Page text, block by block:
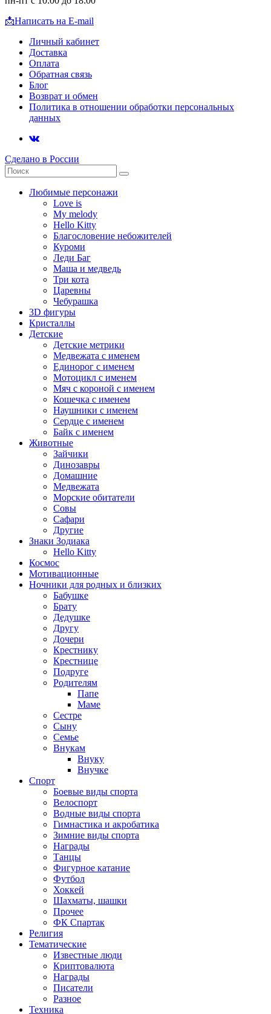
📩Написать на E-mail
Личный кабинет
Доставка
Оплата
Обратная связь
Блог
Возврат и обмен
Политика в отношении обработки персональных
данных
Сделано в России
Любимые персонажи
Love is
My melody
Hello Kitty
Благословение небожителей
Куроми
Леди Баг
Маша и медведь
Три кота
Царевны
Чебурашка
3D фигуры
Кристаллы
Детские
Детские метрики
Медвежата с именем
Единорог с именем
Мотоцикл с именем
Мяч с короной с именем
Кошечка с именем
Наушники с именем
Сердце с именем
Байк с именем
Животные
Зайчики
Динозавры
Домашние
Медвежата
Морские обитатели
Совы
Сафари
Другие
Знаки Зодиака
Hello Kitty
Космос
Мотивационные
Ночники для родных и близких
Бабушке
Брату
Дедушке
Другу
Дочери
Крестнику
Крестнице
Подруге
Родителям
Папе
Маме
Сестре
Сыну
Семье
Внукам
Внуку
Внучке
Спорт
Боевые виды спорта
Велоспорт
Водные виды спорта
Гимнастика и акробатика
Зимние виды спорта
Награды
Танцы
Фигурное катание
Футбол
Хоккей
Шахматы, шашки
Прочее
ФК Спартак
Религия
Тематические
Известные люди
Криптовалюта
Награды
Писатели
Разное
Техника